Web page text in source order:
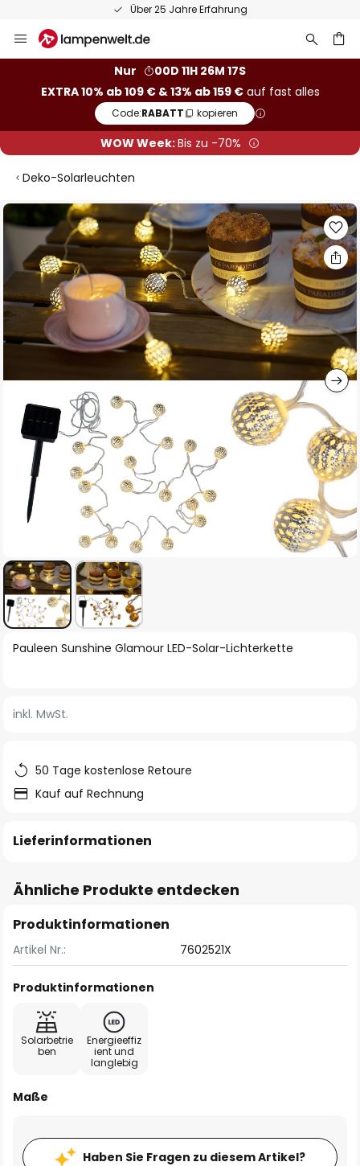
Über 25 Jahre Erfahrung
Inhalt
Nur
00D 11H 26M 16S
EXTRA 10% ab 109 € & 13% ab 159 €auf fast alles
Code:RABATT kopieren
WOW Week:Bis zu -70%
Deko-Solarleuchten
Zum
Ende
Bildgalerie
springen
Zum
springen
Pauleen Sunshine Glamour LED-Solar-Lichterkette
inkl. MwSt.
50 Tage kostenlose Retoure
Kauf auf Rechnung
Lieferinformationen
Ähnliche Produkte entdecken
Produktinformationen
Artikel Nr.: 7602521X
Produktinformationen
Solarbetrie
ben
Energieeffiz
ient und
langlebig
Maße
Haben Sie Fragen zu diesem Artikel?